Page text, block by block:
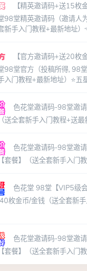
【精英邀请码+送15枚
98堂精英邀请码（邀请人
新手入门教程+最新地址
【官方邀请码+送20枚
98堂官方（投稿所得, 98
入门教程+最新地址）⭐五
色花堂邀请码-98堂邀
送全套新手入门教程+送
色花堂邀请码-98堂邀
套餐】（送全套新手入门教
色花堂 98堂【VIP5级
枚金币/金钱（送全套新
色花堂邀请码-98堂邀
套餐】（送全套新手入门教